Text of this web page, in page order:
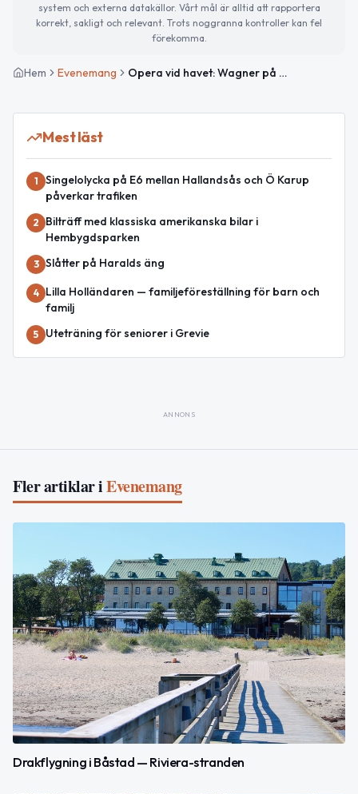
system och externa datakällor. Vårt mål är alltid att rapportera
korrekt, sakligt och relevant. Trots noggranna kontroller kan fel
förekomma.
Hem Evenemang Opera vid havet: Wagner på Tennisstadion under Birgit Nilsson Festival i Båstad
Mest läst
1
Singelolycka på E6 mellan Hallandsås och Ö Karup
påverkar trafiken
2
Bilträff med klassiska amerikanska bilar i
Hembygdsparken
3 Slåtter på Haralds äng
4
Lilla Holländaren — familjeföreställning för barn och
familj
5 Uteträning för seniorer i Grevie
ANNONS
Fler artiklar iEvenemang
Drakflygning i Båstad — Riviera-stranden